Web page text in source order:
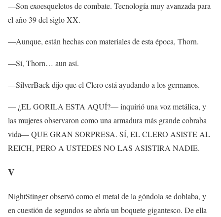
—Son exoesqueletos de combate. Tecnología muy avanzada para
el año 39 del siglo XX.
—Aunque, están hechas con materiales de esta época, Thorn.
—Sí, Thorn… aun así.
—SilverBack dijo que el Clero está ayudando a los germanos.
— ¿EL GORILA ESTA AQUÍ?— inquirió una voz metálica, y
las mujeres observaron como una armadura más grande cobraba
vida— QUE GRAN SORPRESA. SÍ, EL CLERO ASISTE AL
REICH, PERO A USTEDES NO LAS ASISTIRA NADIE.
V
NightStinger observó como el metal de la góndola se doblaba, y
en cuestión de segundos se abría un boquete gigantesco. De ella